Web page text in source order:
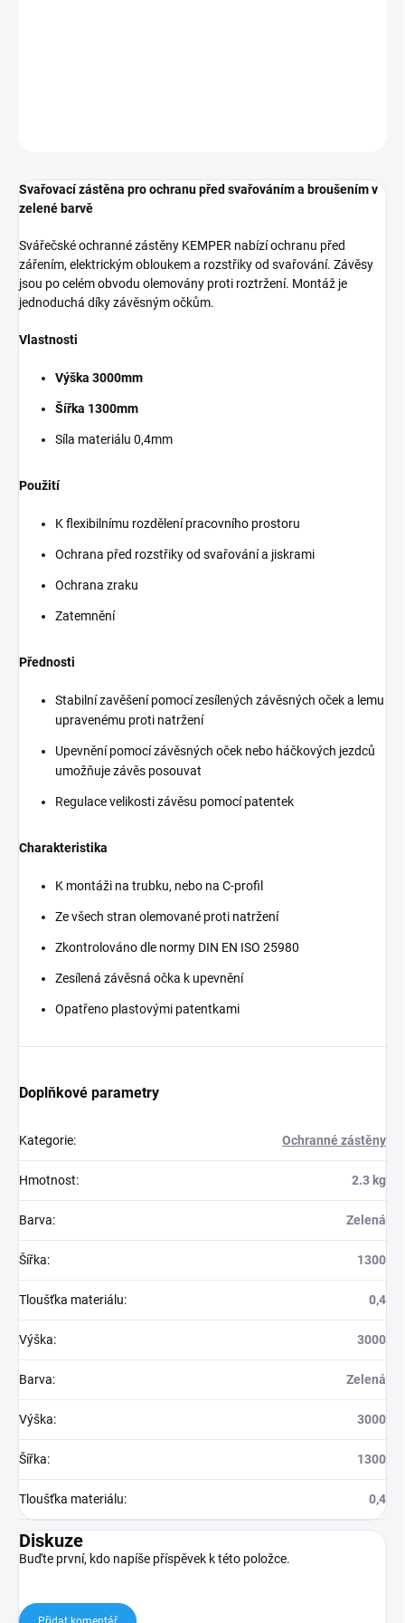
Svařovací zástěna pro ochranu před svařováním a broušením v
zelené barvě
Svářečské ochranné zástěny KEMPER nabízí ochranu před
zářením, elektrickým obloukem a rozstřiky od svařování. Závěsy
jsou po celém obvodu olemovány proti roztržení. Montáž je
jednoduchá díky závěsným očkům.
Vlastnosti
Výška 3000mm
Šířka 1300mm
Síla materiálu 0,4mm
Použití
K flexibilnímu rozdělení pracovního prostoru
Ochrana před rozstřiky od svařování a jiskrami
Ochrana zraku
Zatemnění
Přednosti
Stabilní zavěšení pomocí zesílených závěsných oček a lemu
upravenému proti natržení
Upevnění pomocí závěsných oček nebo háčkových jezdců
umožňuje závěs posouvat
Regulace velikosti závěsu pomocí patentek
Charakteristika
K montáži na trubku, nebo na C-profil
Ze všech stran olemované proti natržení
Zkontrolováno dle normy DIN EN ISO 25980
Zesílená závěsná očka k upevnění
Opatřeno plastovými patentkami
Doplňkové parametry
Kategorie: Ochranné zástěny
Hmotnost: 2.3 kg
Barva: Zelená
Šířka: 1300
Tloušťka materiálu: 0,4
Výška: 3000
Barva: Zelená
Výška: 3000
Šířka: 1300
Tloušťka materiálu: 0,4
Diskuze
Buďte první, kdo napíše příspěvek k této položce.